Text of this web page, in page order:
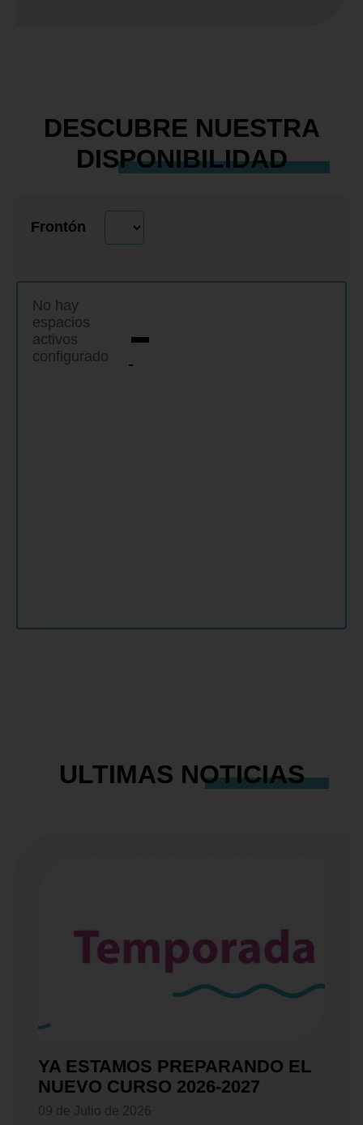
DESCUBRE NUESTRA
DISPONIBILIDAD
Frontón
-
-
No hay
espacios
activos
configurados.
ULTIMAS NOTICIAS
YA ESTAMOS PREPARANDO EL
NUEVO CURSO 2026-2027
09 de Julio de 2026